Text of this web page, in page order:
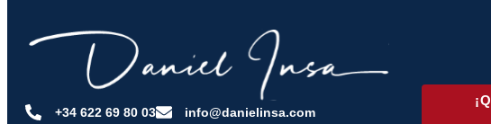
+34 622 69 80 03 info@danielinsa.com